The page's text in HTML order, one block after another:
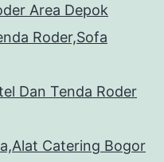
Area Depok
Roder,Sofa
Dan Tenda Roder
Catering Bogor